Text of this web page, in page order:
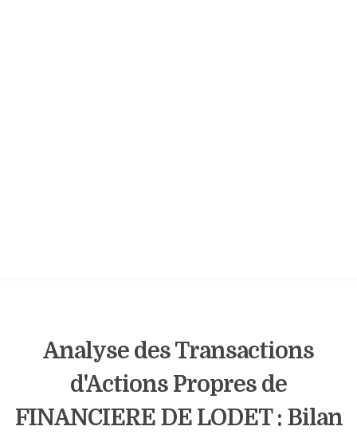
Analyse des Transactions
d'Actions Propres de
FINANCIERE DE LODET : Bilan